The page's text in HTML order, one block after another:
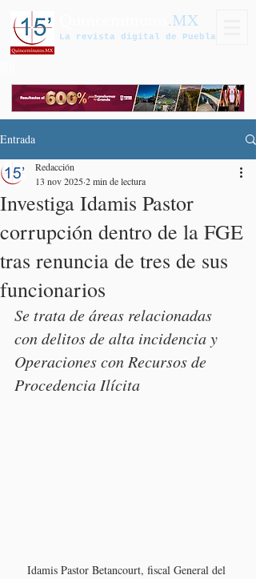
.MX
La revista digital de Puebla
Entrada
Investiga Idamis Pastor
corrupción dentro de la FGE
tras renuncia de tres de sus
funcionarios
Redacción
13 nov 20252 min de lectura
Se trata de áreas relacionadas
con delitos de alta incidencia y
Operaciones con Recursos de
Procedencia Ilícita
Idamis Pastor Betancourt, fiscal General del